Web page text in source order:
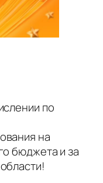
по
на
бюджета и за